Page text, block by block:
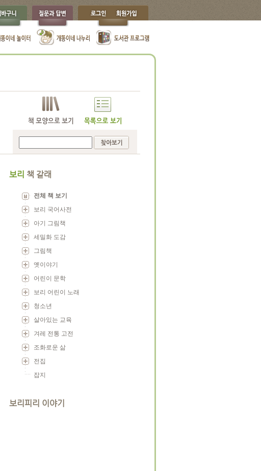
보리 책 갈래
전체 책 보기
보리 국어사전
아기 그림책
세밀화 도감
그림책
옛이야기
어린이 문학
보리 어린이 노래
청소년
살아있는 교육
겨레 전통 고전
조화로운 삶
전집
잡지
보리피리 이야기